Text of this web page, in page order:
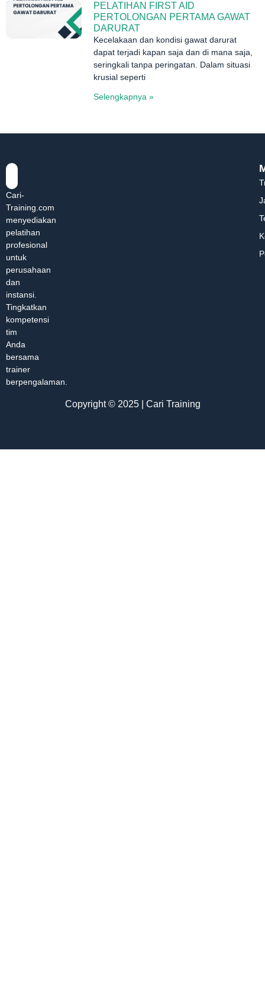
PELATIHAN FIRST AID
PERTOLONGAN PERTAMA GAWAT
DARURAT
Kecelakaan dan kondisi gawat darurat
dapat terjadi kapan saja dan di mana saja,
seringkali tanpa peringatan. Dalam situasi
krusial seperti
Selengkapnya »
Cari-
Training.com
menyediakan
pelatihan
profesional
untuk
perusahaan
dan
instansi.
Tingkatkan
kompetensi
tim
Anda
bersama
trainer
berpengalaman.
Copyright © 2025 | Cari Training